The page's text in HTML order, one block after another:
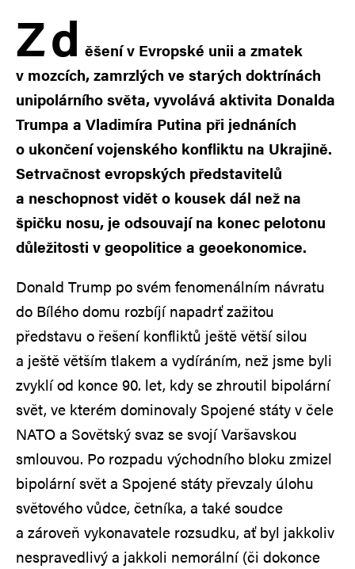
Zd ěšení v Evropské unii a zmatek
v mozcích, zamrzlých ve starých doktrínách
unipolárního světa, vyvolává aktivita Donalda
Trumpa a Vladimíra Putina při jednáních
o ukončení vojenského konfliktu na Ukrajině.
Setrvačnost evropských představitelů
a neschopnost vidět o kousek dál než na
špičku nosu, je odsouvají na konec pelotonu
důležitosti v geopolitice a geoekonomice.
Donald Trump po svém fenomenálním návratu
do Bílého domu rozbíjí napadrť zažitou
představu o řešení konfliktů ještě větší silou
a ještě větším tlakem a vydíráním, než jsme byli
zvyklí od konce 90. let, kdy se zhroutil bipolární
svět, ve kterém dominovaly Spojené státy v čele
NATO a Sovětský svaz se svojí Varšavskou
smlouvou. Po rozpadu východního bloku zmizel
bipolární svět a Spojené státy převzaly úlohu
světového vůdce, četníka, a také soudce
a zároveň vykonavatele rozsudku, ať byl jakkoliv
nespravedlivý a jakkoli nemorální (či dokonce